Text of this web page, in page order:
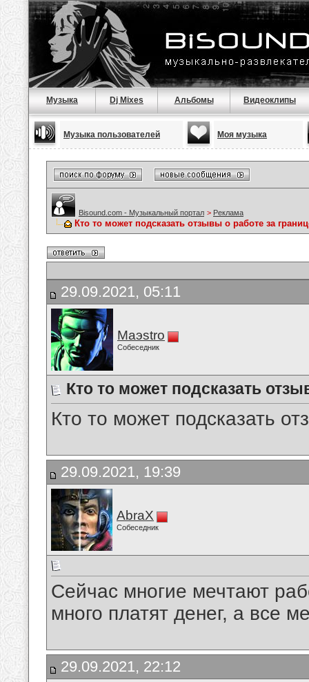
Музыка Dj Mixes Альбомы Видеоклипы
Музыка пользователей Моя музыка
Bisound.com - Музыкальный портал > Реклама
Кто то может подсказать отзывы о работе за
29.09.2021, 05:11
Maэstro
Собеседник
Кто то может подсказать
Кто то может подсказать
29.09.2021, 19:39
AbraX
Собеседник
Сейчас многие мечтают
много платят денег, а все
29.09.2021, 22:12